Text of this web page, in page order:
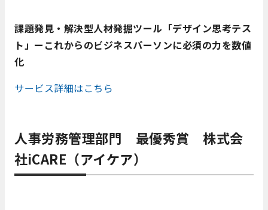
課題発見・解決型人材発掘ツール「デザイン思考テス
ト」ーこれからのビジネスパーソンに必須の力を数値
化
サービス詳細はこちら
人事労務管理部門 最優秀賞 株式会
社iCARE（アイケア）